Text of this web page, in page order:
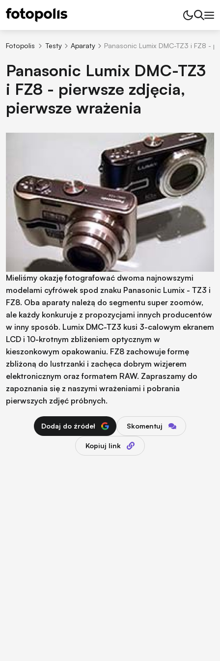
Fotopolis Testy Aparaty Panasonic Lumix DMC-TZ3 i FZ8 -
Panasonic Lumix DMC-TZ3
i FZ8 - pierwsze zdjęcia,
pierwsze wrażenia
Mieliśmy okazję fotografować dwoma najnowszymi
modelami cyfrówek spod znaku Panasonic Lumix - TZ3 i
FZ8. Oba aparaty należą do segmentu super zoomów,
ale każdy konkuruje z propozycjami innych producentów
w inny sposób. Lumix DMC-TZ3 kusi 3-calowym ekranem
LCD i 10-krotnym zbliżeniem optycznym w
kieszonkowym opakowaniu. FZ8 zachowuje formę
zbliżoną do lustrzanki i zachęca dobrym wizjerem
elektronicznym oraz formatem RAW. Zapraszamy do
zapoznania się z naszymi wrażeniami i pobrania
pierwszych zdjęć próbnych.
Dodaj do źródeł Skomentuj
Kopiuj link